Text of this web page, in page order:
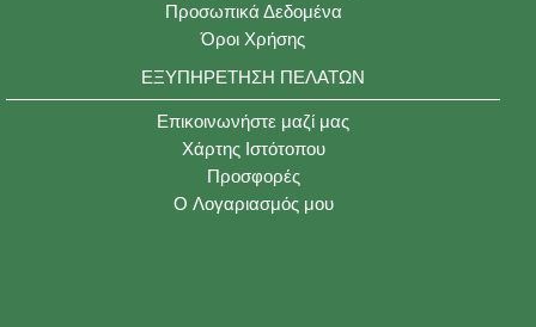
Προσωπικά Δεδομένα
Όροι Χρήσης
ΕΞΥΠΗΡΈΤΗΣΗ ΠΕΛΑΤΏΝ
Επικοινωνήστε μαζί μας
Χάρτης Ιστότοπου
Προσφορές
O Λογαριασμός μου